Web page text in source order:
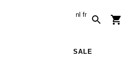
nl fr
SALE